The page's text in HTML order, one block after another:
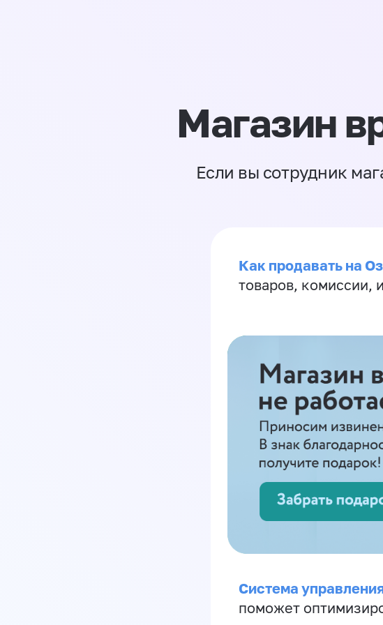
Магазин
Если вы сотрудник
Как продавать на
товаров, комиссии,
Система
поможет